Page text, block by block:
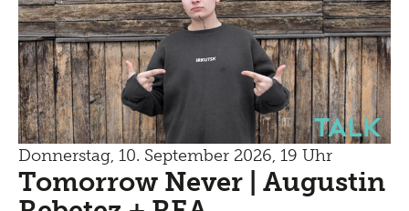
Talk
Donnerstag, 10. September 2026, 19 Uhr
Tomorrow Never | Augustin